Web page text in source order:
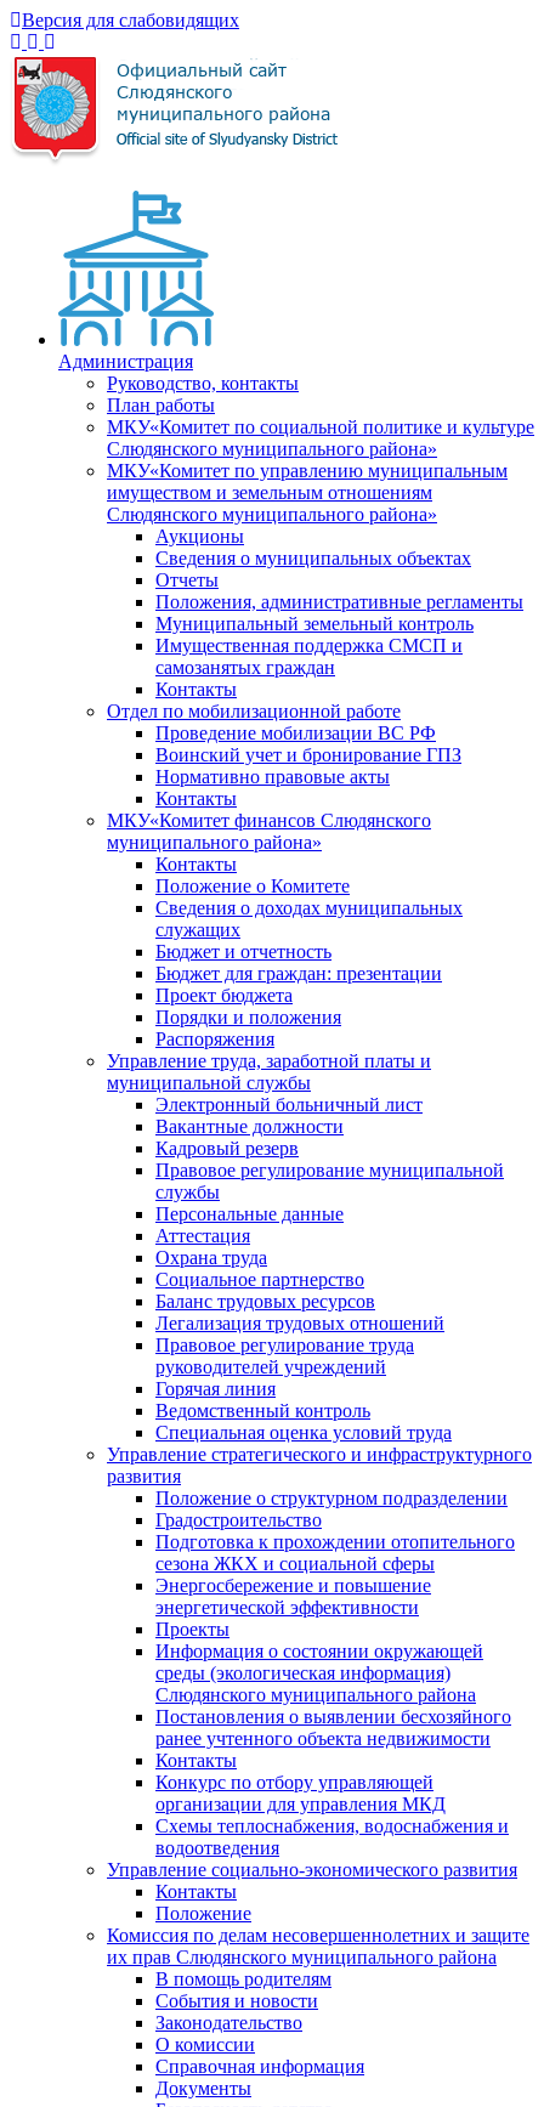
Версия для слабовидящих
Администрация
Руководство, контакты
План работы
МКУ«Комитет по социальной политике и культуре
Слюдянского муниципального района»
МКУ«Комитет по управлению муниципальным
имуществом и земельным отношениям
Слюдянского муниципального района»
Аукционы
Сведения о муниципальных объектах
Отчеты
Положения, административные регламенты
Муниципальный земельный контроль
Имущественная поддержка СМСП и
самозанятых граждан
Контакты
Отдел по мобилизационной работе
Проведение мобилизации ВС РФ
Воинский учет и бронирование ГПЗ
Нормативно правовые акты
Контакты
МКУ«Комитет финансов Слюдянского
муниципального района»
Контакты
Положение о Комитете
Сведения о доходах муниципальных
служащих
Бюджет и отчетность
Бюджет для граждан: презентации
Проект бюджета
Порядки и положения
Распоряжения
Управление труда, заработной платы и
муниципальной службы
Электронный больничный лист
Вакантные должности
Кадровый резерв
Правовое регулирование муниципальной
службы
Персональные данные
Аттестация
Охрана труда
Социальное партнерство
Баланс трудовых ресурсов
Легализация трудовых отношений
Правовое регулирование труда
руководителей учреждений
Горячая линия
Ведомственный контроль
Специальная оценка условий труда
Управление стратегического и инфраструктурного
развития
Положение о структурном подразделении
Градостроительство
Подготовка к прохождении отопительного
сезона ЖКХ и социальной сферы
Энергосбережение и повышение
энергетической эффективности
Проекты
Информация о состоянии окружающей
среды (экологическая информация)
Слюдянского муниципального района
Постановления о выявлении бесхозяйного
ранее учтенного объекта недвижимости
Контакты
Конкурс по отбору управляющей
организации для управления МКД
Схемы теплоснабжения, водоснабжения и
водоотведения
Управление социально-экономического развития
Контакты
Положение
Комиссия по делам несовершеннолетних и защите
их прав Слюдянского муниципального района
В помощь родителям
События и новости
Законодательство
О комиссии
Справочная информация
Документы